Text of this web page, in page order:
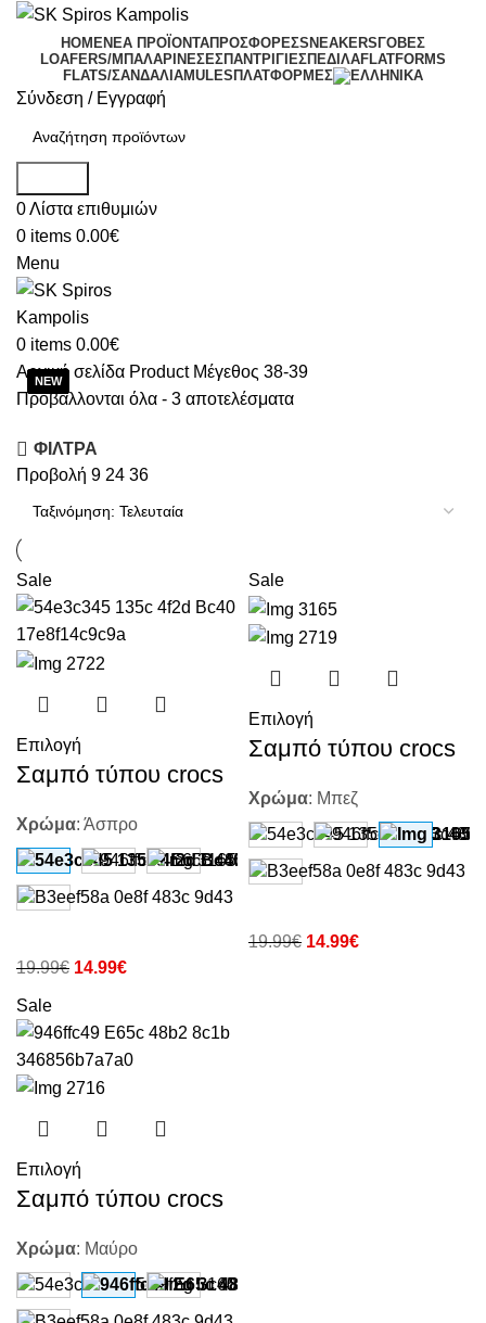
HOMEΝΕΑ ΠΡΟΪΟΝΤΑΠΡΟΣΦΟΡΕΣSNEAKERS ΓΟΒΕΣ
LOAFERS/ΜΠΑΛΑΡΙΝΕΣΕΣΠΑΝΤΡΙΓΙΕΣΠΕΔΙΛΑFLATFORMS
FLATS/ΣΑΝΔΑΛΙΑMULES ΠΛΑΤΦΟΡΜΕΣ
Σύνδεση / Εγγραφή
0Λίστα επιθυμιών
0 items 0.00€
Menu
0 items 0.00€
Αρχική σελίδα Product Μέγεθος 38-39
Προβάλλονται όλα - 3 αποτελέσματα
ΦΙΛΤΡΑ
Προβολή 9 24 36
Sale
Επιλογή
Σαμπό τύπου crocs
Χρώμα: Άσπρο
19.99€ 14.99€
Sale
Επιλογή
Σαμπό τύπου crocs
Χρώμα: Μπεζ
19.99€ 14.99€
Sale
Επιλογή
Σαμπό τύπου crocs
Χρώμα: Μαύρο